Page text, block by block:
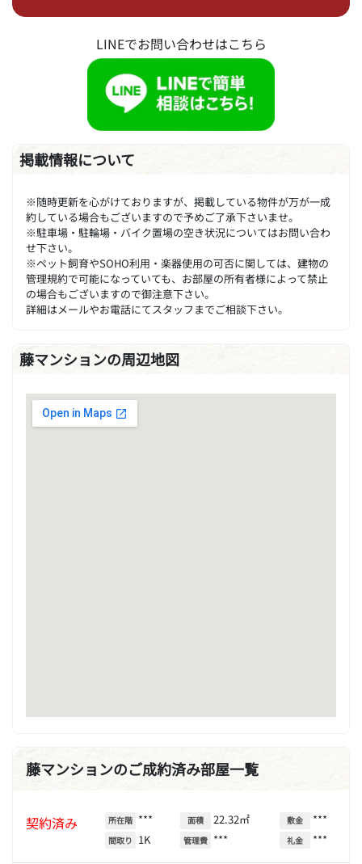
LINEでお問い合わせはこちら
掲載情報について
※随時更新を心がけておりますが、掲載している物件が万が一成
約している場合もございますので予めご了承下さいませ。
※駐車場・駐輪場・バイク置場の空き状況についてはお問い合わ
せ下さい。
※ペット飼育やSOHO利用・楽器使用の可否に関しては、建物の
管理規約で可能になっていても、お部屋の所有者様によって禁止
の場合もございますので御注意下さい。
詳細はメールやお電話にてスタッフまでご相談下さい。
藤マンションの周辺地図
藤マンションのご成約済み部屋一覧
契約済み 所在階 ***
間取り 1K
面積 22.32㎡
管理費 ***
敷金 ***
礼金 ***